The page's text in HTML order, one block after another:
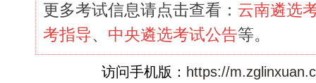
更多考试信息请点击查看： 云南遴选
考指导、 中央遴选考试公告等。
访问手机版： https://